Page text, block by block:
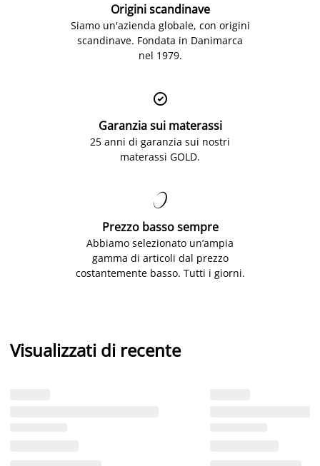
Origini scandinave
Siamo un'azienda globale, con origini
scandinave. Fondata in Danimarca
nel 1979.

Garanzia sui materassi
25 anni di garanzia sui nostri
materassi GOLD.

Prezzo basso sempre
Abbiamo selezionato un’ampia
gamma di articoli dal prezzo
costantemente basso. Tutti i giorni.
Visualizzati di recente